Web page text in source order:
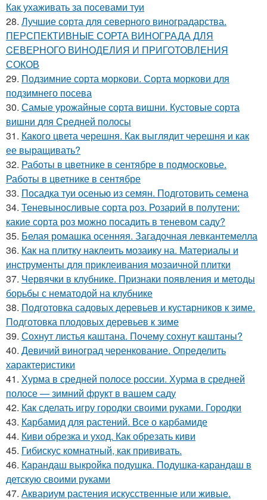
Как ухаживать за посевами туи
28. Лучшие сорта для северного виноградарства.
ПЕРСПЕКТИВНЫЕ СОРТА ВИНОГРАДА ДЛЯ
CЕВЕРНОГО ВИНОДЕЛИЯ И ПРИГОТОВЛЕНИЯ
СОКОВ
29. Подзимние сорта моркови. Сорта моркови для
подзимнего посева
30. Самые урожайные сорта вишни. Кустовые сорта
вишни для Средней полосы
31. Какого цвета черешня. Как выглядит черешня и как
ее выращивать?
32. Работы в цветнике в сентябре в подмосковье.
Работы в цветнике в сентябре
33. Посадка туи осенью из семян. Подготовить семена
34. Теневыносливые сорта роз. Розарий в полутени:
какие сорта роз можно посадить в теневом саду?
35. Белая ромашка осенняя. Загадочная левкантемелла
36. Как на плитку наклеить мозаику на. Материалы и
инструменты для приклеивания мозаичной плитки
37. Червячки в клубнике. Признаки появления и методы
борьбы с нематодой на клубнике
38. Подготовка садовых деревьев и кустарников к зиме.
Подготовка плодовых деревьев к зиме
39. Сохнут листья каштана. Почему сохнут каштаны?
40. Девичий виноград черенкование. Определить
характеристики
41. Хурма в средней полосе россии. Хурма в средней
полосе — зимний фрукт в вашем саду
42. Как сделать игру городки своими руками. Городки
43. Карбамид для растений. Все о карбамиде
44. Киви обрезка и уход. Как обрезать киви
45. Гибискус комнатный, как прививать.
46. Карандаш выкройка подушка. Подушка-карандаш в
детскую своими руками
47. Аквариум растения искусственные или живые.